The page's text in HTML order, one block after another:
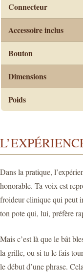
Connecteur
Accessoire inclus
Bouton
Dimensions
Poids
Dans la pratique,
honorable. Ta voix est
froideur clinique qui peut
ton pote qui, lui, préfère
Mais c’est là que le bât
la grille, ou si tu le fais
le début d’une phrase.